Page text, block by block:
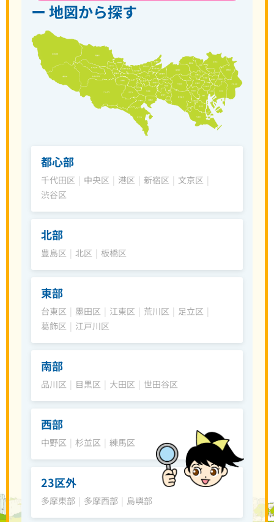
ー 地図から探す
都心部
千代田区 | 中央区 | 港区 | 新宿区 | 文京区 |
渋谷区
北部
豊島区 | 北区 | 板橋区
東部
台東区 | 墨田区 | 江東区 | 荒川区 | 足立区 |
葛飾区 | 江戸川区
南部
品川区 | 目黒区 | 大田区 | 世田谷区
西部
中野区 | 杉並区 | 練馬区
23区外
多摩東部 | 多摩西部 | 島嶼部